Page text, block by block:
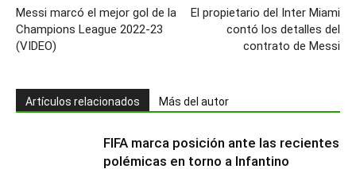
Messi marcó el mejor gol de la
Champions League 2022-23
(VIDEO)
El propietario del Inter Miami
contó los detalles del
contrato de Messi
Artículos relacionados Más del autor
FIFA marca posición ante las recientes
polémicas en torno a Infantino